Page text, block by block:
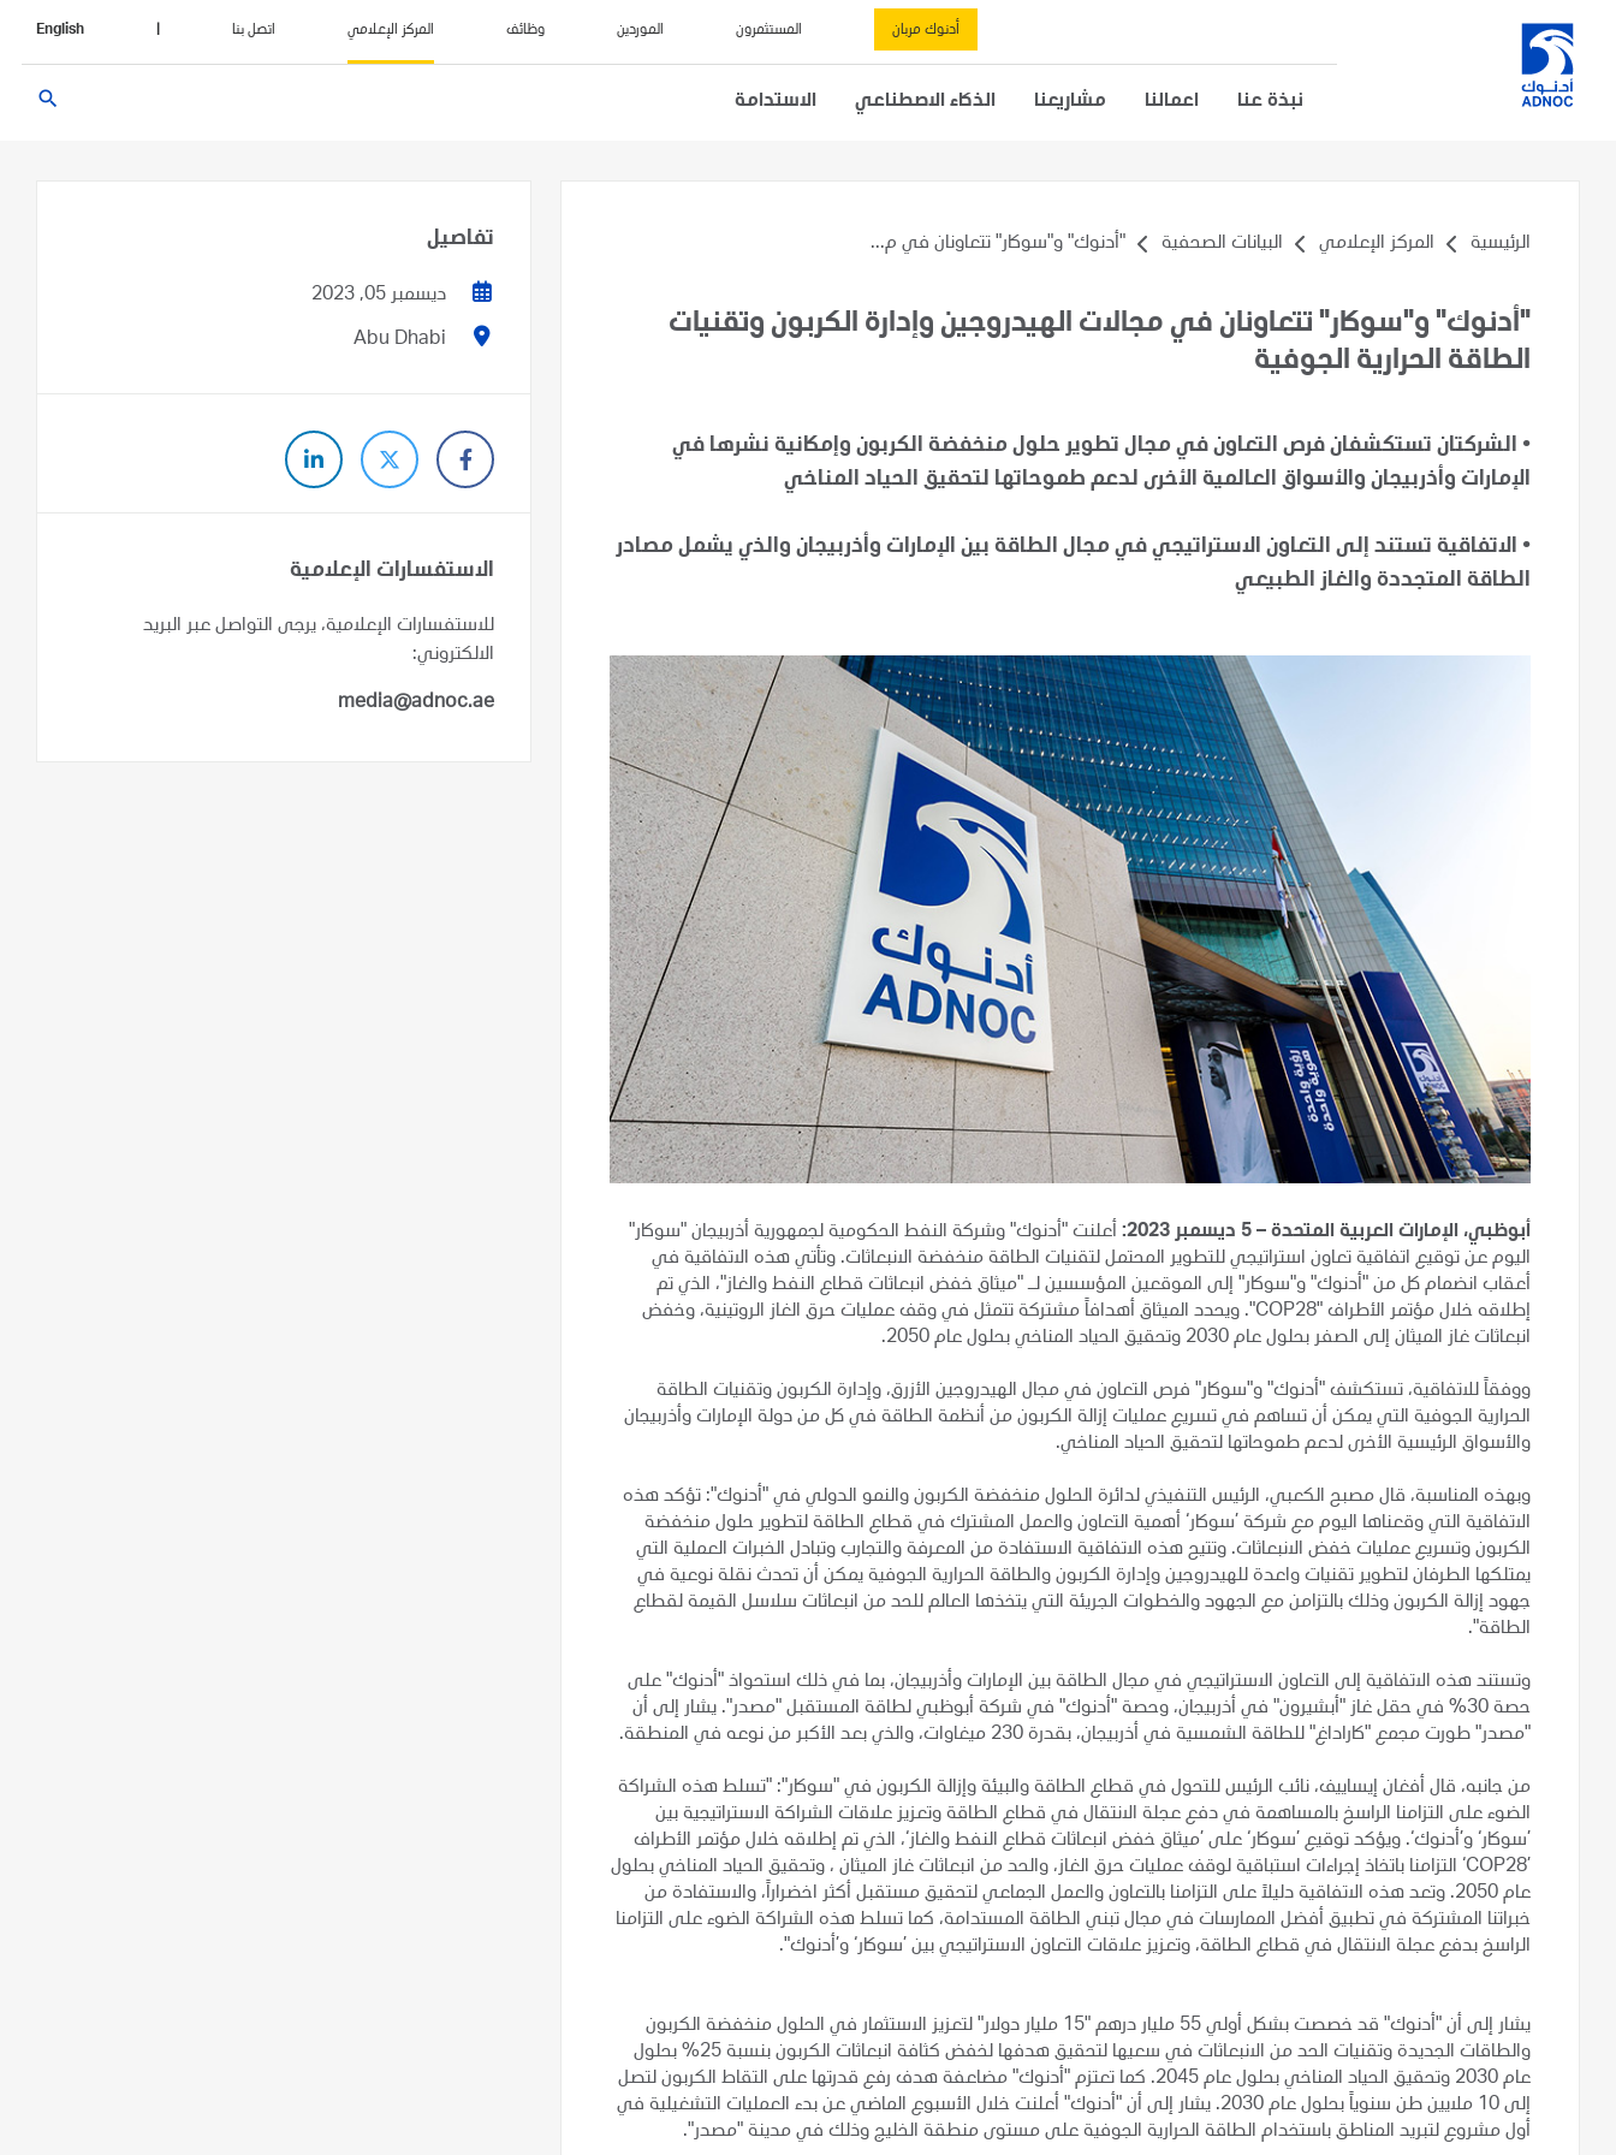
أدنوك مربان المستثمرون الموردين وظائف المركز الإعلامي اتصل بنا English
نبذة عنا اعمالنا مشاريعنا الذكاء الاصطناعي الاستدامة search
الرئيسية المركز الإعلامي البيانات الصحفية "أدنوك" و"سوكار" تتعاونان في م...
"أدنوك" و"سوكار" تتعاونان في مجالات الهيدروجين وإدارة الكربون وتقنيات
الطاقة الحرارية الجوفية
• الشركتان تستكشفان فرص التعاون في مجال تطوير حلول منخفضة الكربون وإمكانية نشرها في
الإمارات وأذربيجان والأسواق العالمية الأخرى لدعم طموحاتها لتحقيق الحياد المناخي
• الاتفاقية تستند إلى التعاون الاستراتيجي في مجال الطاقة بين الإمارات وأذربيجان والذي يشمل مصادر
الطاقة المتجددة والغاز الطبيعي
أبوظبي، الإمارات العربية المتحدة – 5 ديسمبر 2023:
أعلنت "أدنوك" وشركة النفط الحكومية لجمهورية أذربيجان "سوكار"
اليوم عن توقيع اتفاقية تعاون استراتيجي للتطوير المحتمل لتقنيات الطاقة منخفضة الانبعاثات. وتأتي هذه الاتفاقية في
أعقاب انضمام كل من "أدنوك" و"سوكار" إلى الموقعين المؤسسين لـ "ميثاق خفض انبعاثات قطاع النفط والغاز"، الذي تم
إطلاقه خلال مؤتمر الأطراف "COP28". ويحدد الميثاق أهدافاً مشتركة تتمثل في وقف عمليات حرق الغاز الروتينية، وخفض
انبعاثات غاز الميثان إلى الصفر بحلول عام 2030 وتحقيق الحياد المناخي بحلول عام 2050.
ووفقاً للاتفاقية، تستكشف "أدنوك" و"سوكار" فرص التعاون في مجال الهيدروجين الأزرق، وإدارة الكربون وتقنيات الطاقة
الحرارية الجوفية التي يمكن أن تساهم في تسريع عمليات إزالة الكربون من أنظمة الطاقة في كل من دولة الإمارات وأذربيجان
والأسواق الرئيسية الأخرى لدعم طموحاتها لتحقيق الحياد المناخي.
وبهذه المناسبة، قال مصبح الكعبي، الرئيس التنفيذي لدائرة الحلول منخفضة الكربون والنمو الدولي في "أدنوك": تؤكد هذه
الاتفاقية التي وقعناها اليوم مع شركة ’سوكار‘ أهمية التعاون والعمل المشترك في قطاع الطاقة لتطوير حلول منخفضة
الكربون وتسريع عمليات خفض الانبعاثات. وتتيح هذه الاتفاقية الاستفادة من المعرفة والتجارب وتبادل الخبرات العملية التي
يمتلكها الطرفان لتطوير تقنيات واعدة للهيدروجين وإدارة الكربون والطاقة الحرارية الجوفية يمكن أن تحدث نقلة نوعية في
جهود إزالة الكربون وذلك بالتزامن مع الجهود والخطوات الجريئة التي يتخذها العالم للحد من انبعاثات سلاسل القيمة لقطاع
الطاقة".
وتستند هذه الاتفاقية إلى التعاون الاستراتيجي في مجال الطاقة بين الإمارات وأذربيجان، بما في ذلك استحواذ "أدنوك" على
حصة 30% في حقل غاز "أبشيرون" في أذربيجان، وحصة "أدنوك" في شركة أبوظبي لطاقة المستقبل "مصدر". يشار إلى أن
"مصدر" طورت مجمع "كاراداغ" للطاقة الشمسية في أذربيجان، بقدرة 230 ميغاوات، والذي بعد الأكبر من نوعه في المنطقة.
من جانبه، قال أفغان إيساييف، نائب الرئيس للتحول في قطاع الطاقة والبيئة وإزالة الكربون في "سوكار": "تسلط هذه الشراكة
الضوء على التزامنا الراسخ بالمساهمة في دفع عجلة الانتقال في قطاع الطاقة وتعزيز علاقات الشراكة الاستراتيجية بين
’سوكار‘ و’أدنوك‘. ويؤكد توقيع ’سوكار‘ على ’ميثاق خفض انبعاثات قطاع النفط والغاز‘، الذي تم إطلاقه خلال مؤتمر الأطراف
’COP28‘ التزامنا باتخاذ إجراءات استباقية لوقف عمليات حرق الغاز، والحد من انبعاثات غاز الميثان ، وتحقيق الحياد المناخي بحلول
عام 2050. وتعد هذه الاتفاقية دليلاً على التزامنا بالتعاون والعمل الجماعي لتحقيق مستقبل أكثر اخضراراً، والاستفادة من
خبراتنا المشتركة في تطبيق أفضل الممارسات في مجال تبني الطاقة المستدامة، كما تسلط هذه الشراكة الضوء على التزامنا
الراسخ بدفع عجلة الانتقال في قطاع الطاقة، وتعزيز علاقات التعاون الاستراتيجي بين ’سوكار‘ و’أدنوك".
يشار إلى أن "أدنوك" قد خصصت بشكل أولي 55 مليار درهم "15 مليار دولار" لتعزيز الاستثمار في الحلول منخفضة الكربون
والطاقات الجديدة وتقنيات الحد من الانبعاثات في سعيها لتحقيق هدفها لخفض كثافة انبعاثات الكربون بنسبة 25% بحلول
عام 2030 وتحقيق الحياد المناخي بحلول عام 2045. كما تعتزم "أدنوك" مضاعفة هدف رفع قدرتها على التقاط الكربون لتصل
إلى 10 ملايين طن سنوياً بحلول عام 2030. يشار إلى أن "أدنوك" أعلنت خلال الأسبوع الماضي عن بدء العمليات التشغيلية في
أول مشروع لتبريد المناطق باستخدام الطاقة الحرارية الجوفية على مستوى منطقة الخليج وذلك في مدينة "مصدر".
تفاصيل
ديسمبر 05, 2023
Abu Dhabi
الاستفسارات الإعلامية
للاستفسارات الإعلامية، يرجى التواصل عبر البريد
الالكتروني:
media@adnoc.ae